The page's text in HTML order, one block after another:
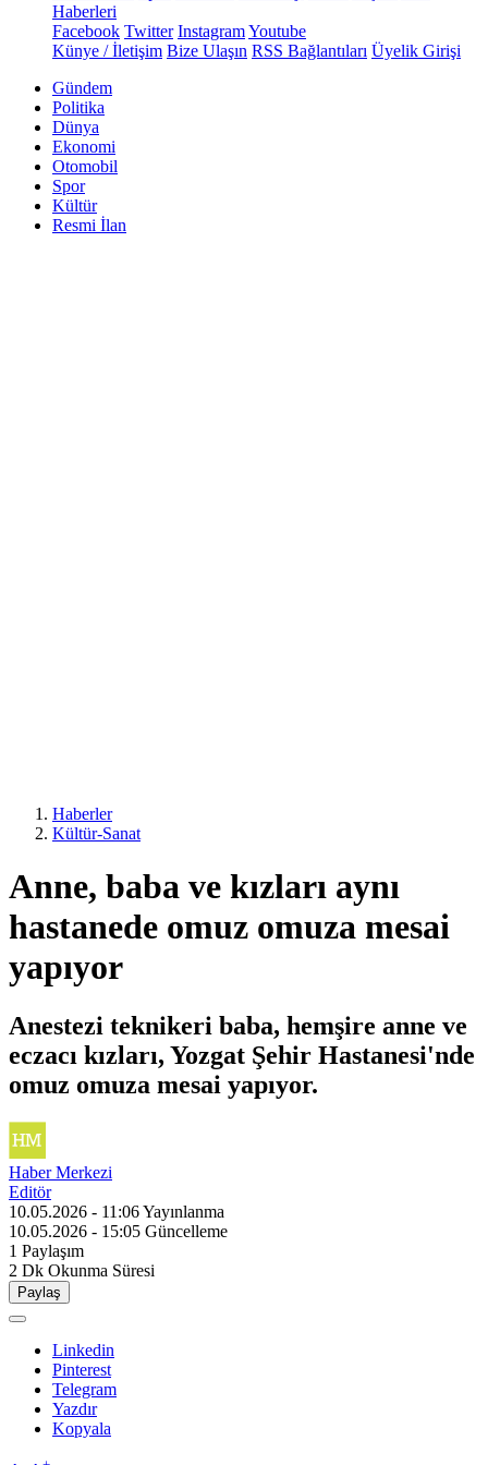
Haberleri
Facebook Twitter InstagramYoutube
Künye / İletişim Bize Ulaşın RSS Bağlantıları Üyelik Girişi
Gündem
Politika
Dünya
Ekonomi
Otomobil
Spor
Kültür
Resmi İlan
Haberler
Kültür-Sanat
Anne, baba ve kızları aynı
hastanede omuz omuza mesai
yapıyor
Anestezi teknikeri baba, hemşire anne ve
eczacı kızları, Yozgat Şehir Hastanesi'nde
omuz omuza mesai yapıyor.
Haber Merkezi
Editör
10.05.2026 - 11:06Yayınlanma
10.05.2026 - 15:05 Güncelleme
1 Paylaşım
2 Dk Okunma Süresi
Paylaş
Linkedin
Pinterest
Telegram
Yazdır
Kopyala